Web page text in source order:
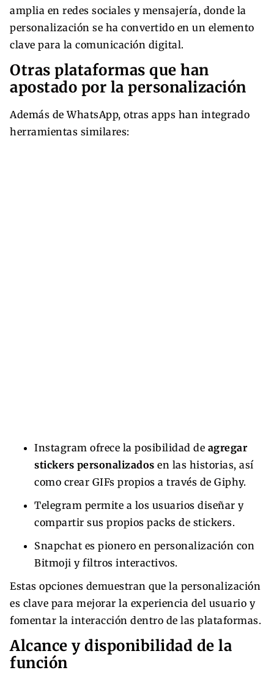
amplia en redes sociales y mensajería, donde la
personalización se ha convertido en un elemento
clave para la comunicación digital.
Otras plataformas que han
apostado por la personalización
Además de WhatsApp, otras apps han integrado
herramientas similares:
Instagram ofrece la posibilidad de agregar
stickers personalizados en las historias, así
como crear GIFs propios a través de Giphy.
Telegram permite a los usuarios diseñar y
compartir sus propios packs de stickers.
Snapchat es pionero en personalización con
Bitmoji y filtros interactivos.
Estas opciones demuestran que la personalización
es clave para mejorar la experiencia del usuario y
fomentar la interacción dentro de las plataformas.
Alcance y disponibilidad de la
función